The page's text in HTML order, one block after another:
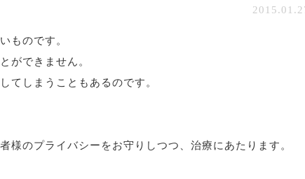
ものです。
ができません。
てしまうこともあるのです。
様のプライバシーをお守りしつつ、治療にあたります。